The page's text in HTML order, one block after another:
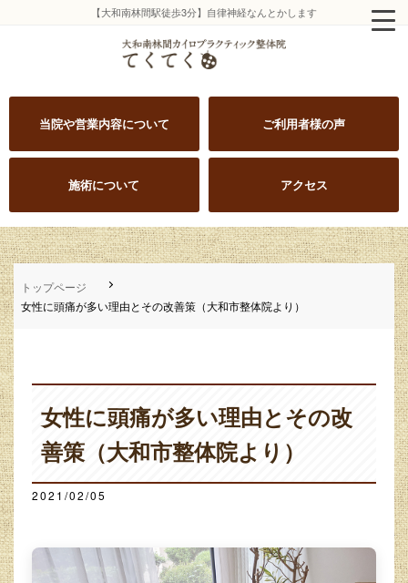
【大和南林間駅徒歩3分】自律神経なんとかします
当院や営業内容について ご利用者様の声
施術について アクセス
トップページ
女性に頭痛が多い理由とその改善策（大和市整体院より）
女性に頭痛が多い理由とその改
善策（大和市整体院より）
2021/02/05